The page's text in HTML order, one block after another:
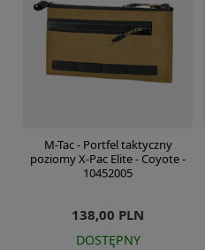
M-Tac - Portfel taktyczny
poziomy X-Pac Elite - Coyote -
10452005
138,00 PLN
DOSTĘPNY